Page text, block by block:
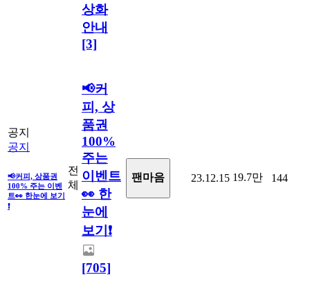
상화
안내
[3]
공지
공지
📢커피, 상품권
100% 주는 이벤
트👀 한눈에 보기
❗
전
체
📢커
피, 상
품권
100%
주는
이벤트
👀 한
눈에
보기❗
[705]
팬마음 23.12.15 19.7만 144